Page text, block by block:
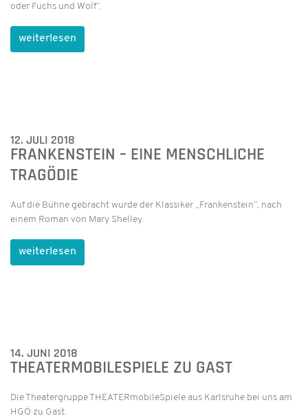
oder Fuchs und Wolf“.
weiterlesen
12. JULI 2018
FRANKENSTEIN – EINE MENSCHLICHE
TRAGÖDIE
Auf die Bühne gebracht wurde der Klassiker „Frankenstein“, nach
einem Roman von Mary Shelley.
weiterlesen
14. JUNI 2018
THEATERMOBILESPIELE ZU GAST
Die Theatergruppe THEATERmobileSpiele aus Karlsruhe bei uns am
HGÖ zu Gast.